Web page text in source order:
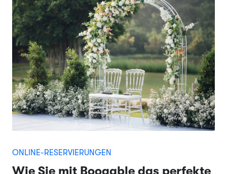
ONLINE-RESERVIERUNGEN
Wie Sie mit Booqable das perfekte